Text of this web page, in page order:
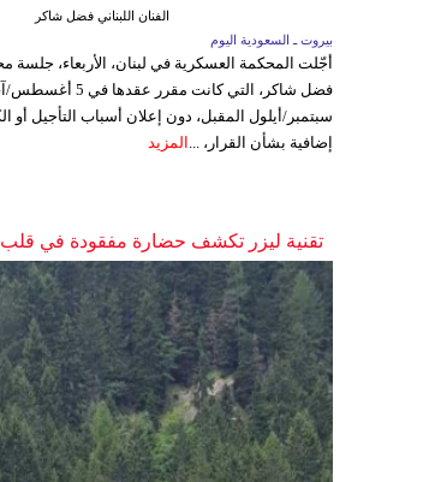
الفنان اللبناني فضل شاكر
بيروت ـ السعودية اليوم
أجّلت المحكمة العسكرية في لبنان، الأربعاء، جلسة
سبتمبر/أيلول المقبل، دون إعلان أسباب التأجيل
إضافية بشأن القرار، ... المزيد
تقنية ليزر تكشف حضارة مفقودة في قلب